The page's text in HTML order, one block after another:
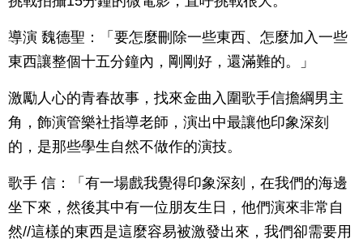
導演 魏德聖：「要怎麼刪除一些東西、怎麼加入一些
東西讓整個十五分鐘內，剛剛好，還滿難的。」
激勵人心的青春故事，找來金曲入圍歌手信擔綱男主
角，飾演管樂社指導老師，演出中最讓他印象深刻
的，是那些學生自然不做作的演技。
歌手 信：「有一場戲我覺得印象深刻，在我們的海邊
坐下來，然後其中有一位朋友生日，他們演來非常自
然//這樣的東西是這麼容易被激發出來，我們卻需要用